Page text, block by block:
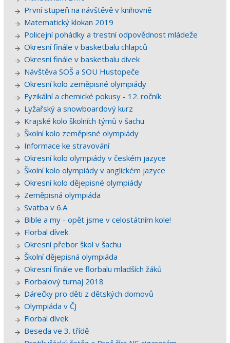
První stupeň na návštěvě v knihovně
Matematický klokan 2019
Policejní pohádky a trestní odpovědnost mládeže
Okresní finále v basketbalu chlapců
Okresní finále v basketbalu dívek
Návštěva SOŠ a SOU Hustopeče
Okresní kolo zeměpisné olympiády
Fyzikální a chemické pokusy - 12. ročník
Lyžařský a snowboardový kurz
Krajské kolo školních týmů v šachu
Školní kolo zeměpisné olympiády
Informace ke stravování
Okresní kolo olympiády v českém jazyce
Školní kolo olympiády v anglickém jazyce
Okresní kolo dějepisné olympiády
Zeměpisná olympiáda
Svatba v 6.A
Bible a my - opět jsme v celostátním kole!
Florbal dívek
Okresní přebor škol v šachu
Školní dějepisná olympiáda
Okresní finále ve florbalu mladších žáků
Florbalový turnaj 2018
Dárečky pro děti z dětských domovů
Olympiáda v ČJ
Florbal dívek
Beseda ve 3. třídě